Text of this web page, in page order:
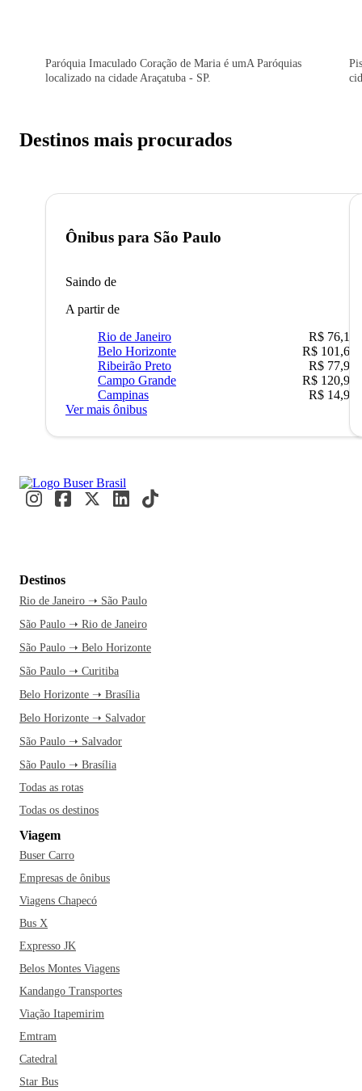
Paróquia Imaculado Coração de Maria é umA Paróquias
localizado na cidade Araçatuba - SP.
Destinos mais procurados
Ônibus para São Paulo
Saindo de
A partir de
Rio de Janeiro
R$ 76,10
Belo Horizonte
R$ 101,67
Ribeirão Preto
R$ 77,90
Campo Grande
R$ 120,90
Campinas
R$ 14,90
Ver mais ônibus
Destinos
Rio de Janeiro ➝ São Paulo
São Paulo ➝ Rio de Janeiro
São Paulo ➝ Belo Horizonte
São Paulo ➝ Curitiba
Belo Horizonte ➝ Brasília
Belo Horizonte ➝ Salvador
São Paulo ➝ Salvador
São Paulo ➝ Brasília
Todas as rotas
Todas os destinos
Viagem
Buser Carro
Empresas de ônibus
Viagens Chapecó
Bus X
Expresso JK
Belos Montes Viagens
Kandango Transportes
Viação Itapemirim
Emtram
Catedral
Star Bus